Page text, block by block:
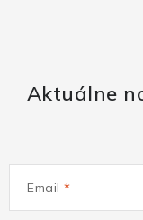
Aktuálne
Email